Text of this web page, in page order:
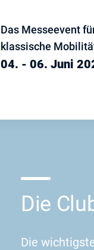
Das Messeevent
klassische
04. - 06. Juni
Die
Die